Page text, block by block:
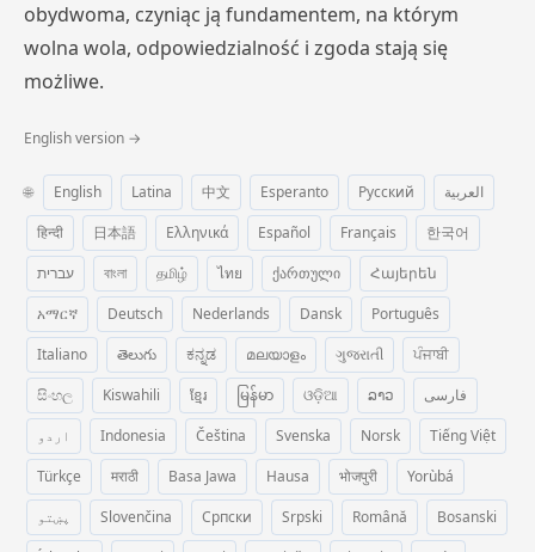
obydwoma, czyniąc ją fundamentem, na którym
wolna wola, odpowiedzialność i zgoda stają się
możliwe.
English version →
🌐 English Latina 中文 Esperanto Русский
العربية
हिन्दी
日本語 Ελληνικά Español Français
한국어
עברית
বাংলা தமிழ் ไทย ქართული
Հայերեն
አማርኛ
Deutsch Nederlands Dansk
Português
Italiano
తెలుగు ಕನ್ನಡ മലയാളം ગુજરાતી
ਪੰਜਾਬੀ
සිංහල
Kiswahili ខ្មែរ မြန်မာ ଓଡ଼ିଆ ລາວ
فارسی
اردو
Indonesia Čeština Svenska Norsk
Tiếng Việt
Türkçe
मराठी Basa Jawa Hausa भोजपुरी
Yorùbá
پښتو
Slovenčina Српски Srpski Română
Bosanski